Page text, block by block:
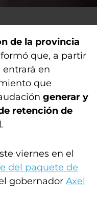
de la provincia
que, a partir
entrará en
que
generar y
retención de
.
viernes en el
del paquete de
gobernador Axel